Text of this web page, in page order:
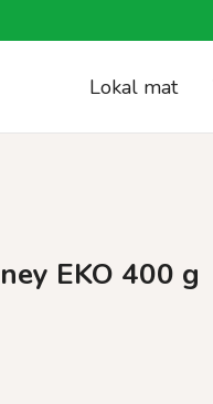
Lokal mat
EKO 400 g